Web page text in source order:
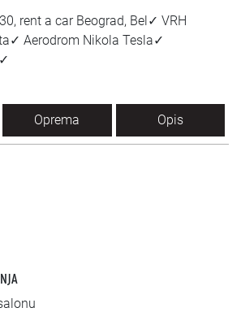
rent a car Beograd, Bel✓ VRH
Aerodrom Nikola Tesla✓
Oprema Opis